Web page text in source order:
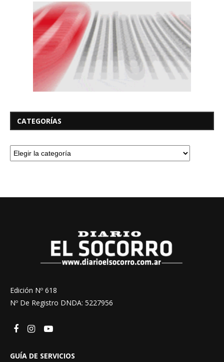
CATEGORÍAS
Edición Nº 618
Nº De Registro DNDA: 5227956
GUÍA DE SERVICIOS